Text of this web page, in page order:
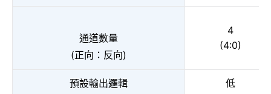
通道數量
(正向：反向)
4
(4:0)
預設輸出邏輯 低